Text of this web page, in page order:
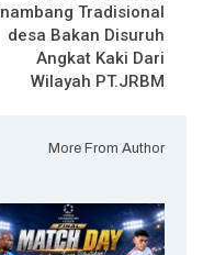
Tradisional
desa Bakan Disuruh
Angkat Kaki Dari
Wilayah PT.JRBM
More From Author